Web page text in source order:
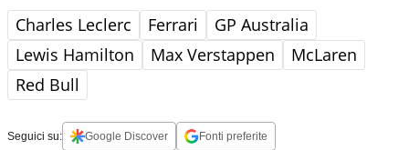
Charles Leclerc Ferrari
GP Australia
Lewis Hamilton
Max Verstappen
McLaren
Red Bull
Seguici su: Google Discover Fonti preferite